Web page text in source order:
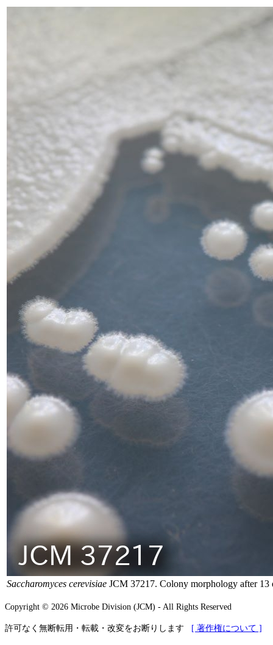
Saccharomyces cerevisiae JCM 37217. Colony morphology after 13
Copyright © 2026 Microbe Division (JCM) - All Rights Reserved
許可なく無断転用・転載・改変をお断りします [ 著作権について ]